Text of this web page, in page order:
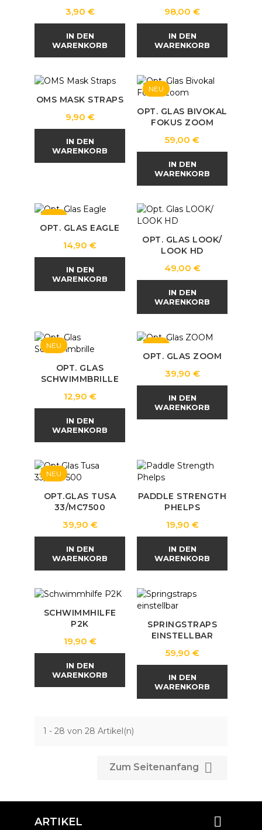
Preis
3,90 €
IN DEN
WARENKORB
Preis
98,00 €
IN DEN
WARENKORB
OMS MASK STRAPS
Preis
9,90 €
IN DEN
WARENKORB
NEU
OPT. GLAS BIVOKAL
FOKUS ZOOM
Preis
59,00 €
IN DEN
WARENKORB
NEU
OPT. GLAS EAGLE
Preis
14,90 €
IN DEN
WARENKORB
OPT. GLAS LOOK/
LOOK HD
Preis
49,00 €
IN DEN
WARENKORB
NEU
OPT. GLAS
SCHWIMMBRILLE
Preis
12,90 €
IN DEN
WARENKORB
NEU
OPT. GLAS ZOOM
Preis
39,90 €
IN DEN
WARENKORB
NEU
OPT.GLAS TUSA
33/MC7500
Preis
39,90 €
IN DEN
WARENKORB
PADDLE STRENGTH
PHELPS
Preis
19,90 €
IN DEN
WARENKORB
SCHWIMMHILFE
P2K
Preis
19,90 €
IN DEN
WARENKORB
SPRINGSTRAPS
EINSTELLBAR
Preis
59,90 €
IN DEN
WARENKORB
1 - 28 von 28 Artikel(n)
Zum Seitenanfang 
ARTIKEL 